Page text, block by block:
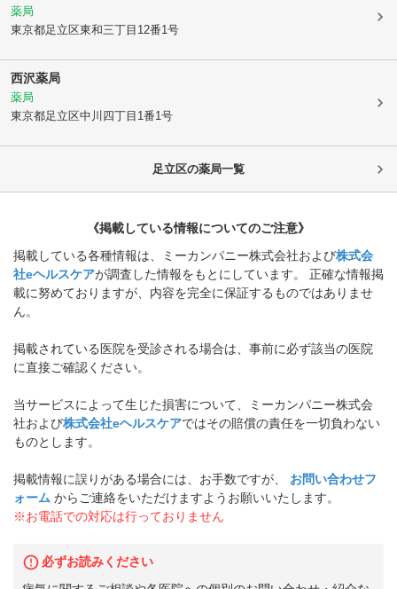
薬局
東京都足立区東和三丁目12番1号
西沢薬局
薬局
東京都足立区中川四丁目1番1号
足立区の薬局一覧
《掲載している情報についてのご注意》
掲載している各種情報は、ミーカンパニー株式会社および株式会
社eヘルスケアが調査した情報をもとにしています。 正確な情報掲
載に努めておりますが、内容を完全に保証するものではありませ
ん。
掲載されている医院を受診される場合は、事前に必ず該当の医院
に直接ご確認ください。
当サービスによって生じた損害について、ミーカンパニー株式会
社および株式会社eヘルスケアではその賠償の責任を一切負わない
ものとします。
掲載情報に誤りがある場合には、お手数ですが、
お問い合わせフ
ォーム からご連絡をいただけますようお願いいたします。
※お電話での対応は行っておりません
必ずお読みください